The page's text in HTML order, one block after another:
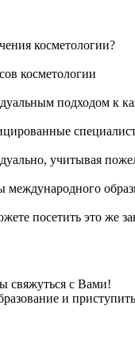
косметологии?
косметологии
подходом к
учитывая
посетить это же
свяжуться с Вами!
и